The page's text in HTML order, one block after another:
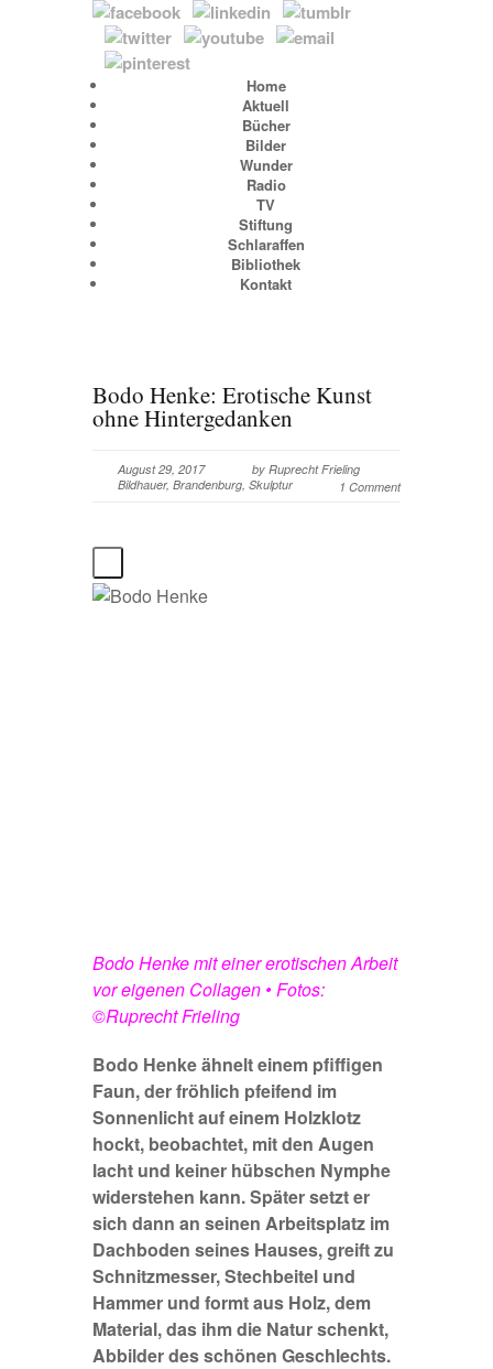
Home
Aktuell
Bücher
Bilder
Wunder
Radio
TV
Stiftung
Schlaraffen
Bibliothek
Kontakt
Bodo Henke: Erotische Kunst
ohne Hintergedanken
August 29, 2017 by Ruprecht Frieling
Bildhauer, Brandenburg, Skulptur 1 Comment
Bodo Henke mit einer erotischen Arbeit
vor eigenen Collagen • Fotos:
©Ruprecht Frieling
Bodo Henke ähnelt einem pfiffigen
Faun, der fröhlich pfeifend im
Sonnenlicht auf einem Holzklotz
hockt, beobachtet, mit den Augen
lacht und keiner hübschen Nymphe
widerstehen kann. Später setzt er
sich dann an seinen Arbeitsplatz im
Dachboden seines Hauses, greift zu
Schnitzmesser, Stechbeitel und
Hammer und formt aus Holz, dem
Material, das ihm die Natur schenkt,
Abbilder des schönen Geschlechts.